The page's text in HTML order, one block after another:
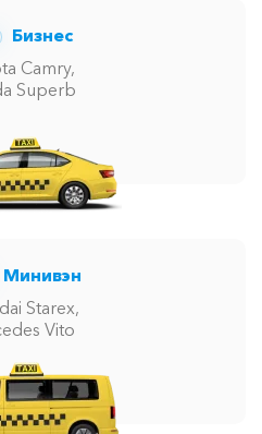
Бизнес
Camry,
Superb
Минивэн
Starex,
Vito